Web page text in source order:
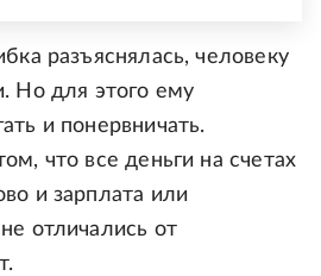
разъяснялась, человеку
Но для этого ему
и понервничать.
что все деньги на счетах
и зарплата или
отличались от